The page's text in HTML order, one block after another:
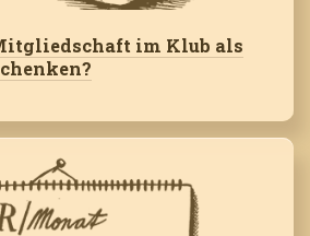
im Klub als